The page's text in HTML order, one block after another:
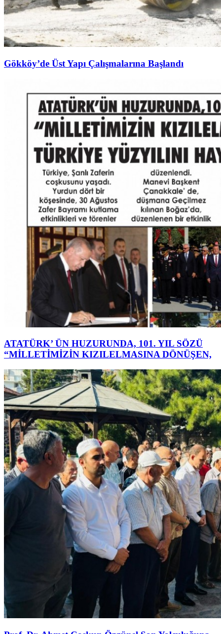
Gökköy’de Üst Yapı Çalışmalarına Başlandı
ATATÜRK’ ÜN HUZURUNDA, 101. YIL SÖZÜ
“MİLLETİMİZİN KIZILELMASINA DÖNÜŞEN,